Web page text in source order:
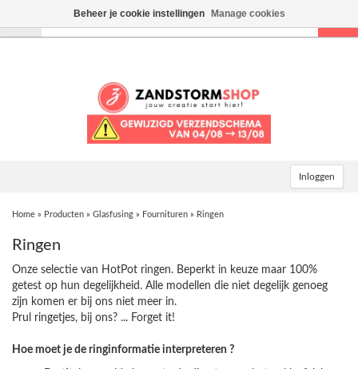
Inloggen
Home » Producten » Glasfusing » Fournituren » Ringen
Ringen
Onze selectie van HotPot ringen. Beperkt in keuze maar 100%
getest op hun degelijkheid. Alle modellen die niet degelijk genoeg
zijn komen er bij ons niet meer in.
Prul ringetjes, bij ons? ... Forget it!
Hoe moet je de ringinformatie interpreteren ?
Beheer je cookie instellingen Manage cookies